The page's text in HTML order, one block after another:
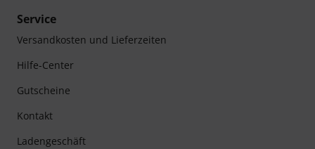
Service
Versandkosten und Lieferzeiten
Hilfe-Center
Gutscheine
Kontakt
Ladengeschäft